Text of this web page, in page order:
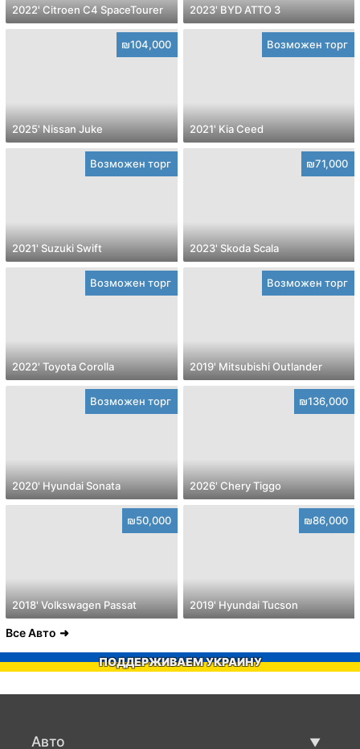
2022' Citroen C4 SpaceTourer 2023' BYD ATTO 3
₪104,000
2025' Nissan Juke
Возможен торг
2021' Kia Ceed
Возможен торг
2021' Suzuki Swift
₪71,000
2023' Skoda Scala
Возможен торг
2022' Toyota Corolla
Возможен торг
2019' Mitsubishi Outlander
Возможен торг
2020' Hyundai Sonata
₪136,000
2026' Chery Tiggo
₪50,000
2018' Volkswagen Passat
₪86,000
2019' Hyundai Tucson
Все Авто
ПОДДЕРЖИВАЕМ УКРАИНУ
Авто